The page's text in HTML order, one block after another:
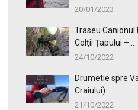
20/01/2023
Traseu Canionul
Colții Țapului –...
24/10/2022
Drumetie spre
Craiului)
21/10/2022